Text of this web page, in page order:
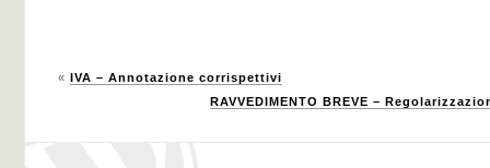
« IVA – Annotazione corrispettivi
RAVVEDIMENTO BREVE –